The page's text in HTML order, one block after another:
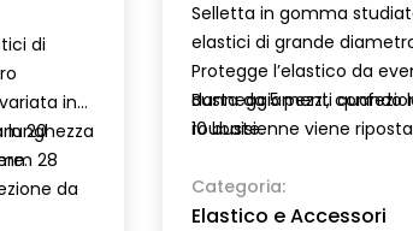
di
in
lunghezza
20
28
da
Selletta in gomma
elastici di grande
Protegge l’elastico da
danneggiamenti quando
roubaisienne viene
Busta da 5 pezzi,
10 buste.
Categoria:
Elastico e Accessori